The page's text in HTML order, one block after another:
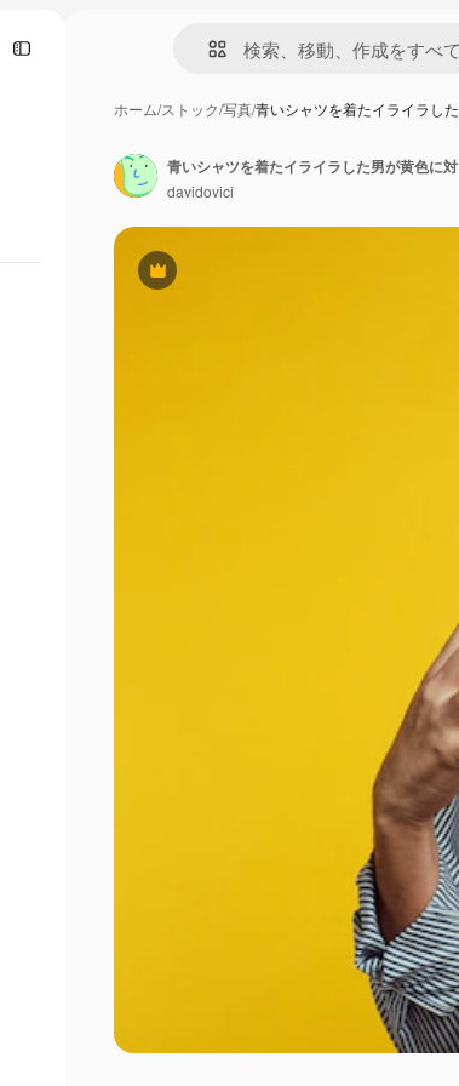
ホーム/ストック/写真/青いシャツを着たイライラし
Premium
青いシャツを着たイライラした男が黄色に
davidovici